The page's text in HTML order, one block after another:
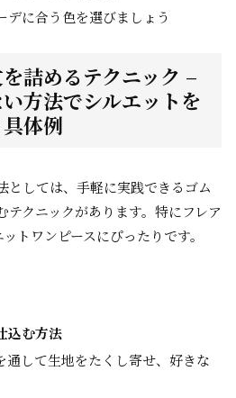
デに合う色を選びましょう
詰めるテクニック –
方法でシルエットを
体例
としては、手軽に実践できるゴム
テクニックがあります。特にフレア
トワンピースにぴったりです。
込む方法
通して生地をたくし寄せ、好きな